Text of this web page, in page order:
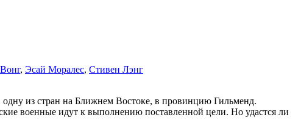
, Эсай Моралес, Стивен Лэнг
из стран на Ближнем Востоке, в провинцию Гильменд.
военные идут к выполнению поставленной цели. Но удастся ли